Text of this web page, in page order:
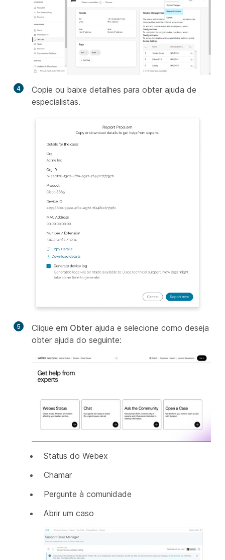
4
Copie ou baixe detalhes para obter ajuda de
especialistas.
5 Clique em Obter ajuda e selecione como deseja
obter ajuda do seguinte:
Status do Webex
Chamar
Pergunte à comunidade
Abrir um caso